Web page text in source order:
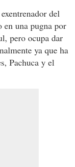
del
en una pugna por
pero ocupa dar
ya que ha
Pachuca y el